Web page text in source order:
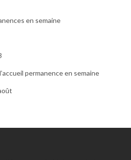
en semaine
permanence en semaine